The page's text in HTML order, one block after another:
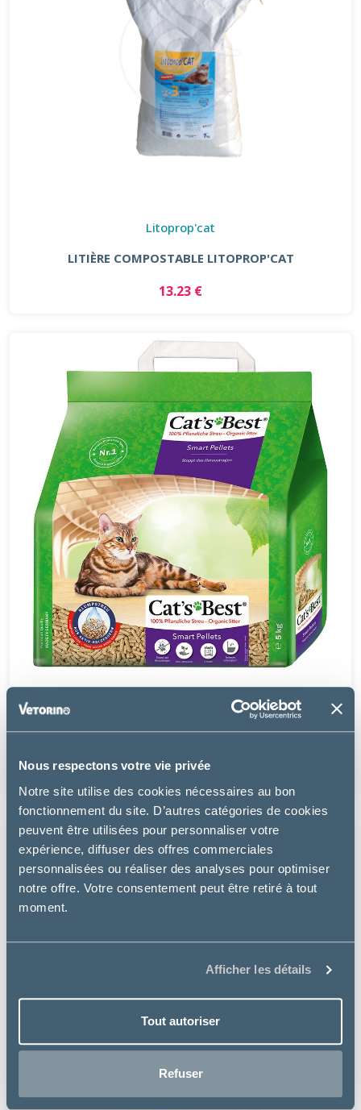
Nous respectons votre vie privée
Notre site utilise des cookies nécessaires au bon
fonctionnement du site. D’autres catégories de cookies
peuvent être utilisées pour personnaliser votre
expérience, diffuser des offres commerciales
personnalisées ou réaliser des analyses pour optimiser
notre offre. Votre consentement peut être retiré à tout
moment.
Afficher les détails
Tout autoriser
Refuser
Litoprop'cat
LITIÈRE COMPOSTABLE LITOPROP'CAT
13.23 €
à partir de
7.99€